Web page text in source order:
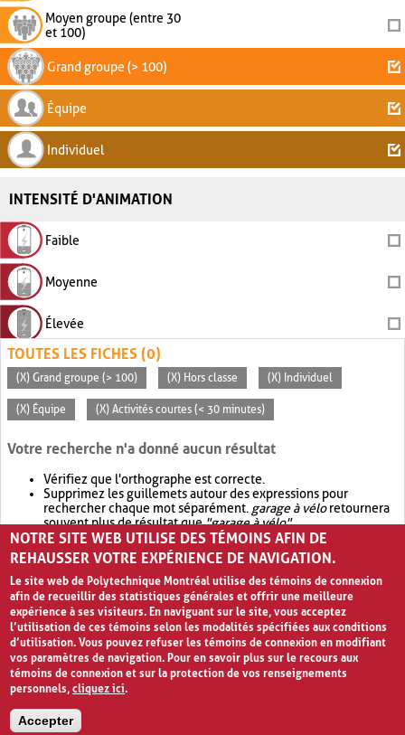
Moyen groupe (entre 30
et 100)
Grand groupe (> 100)
Équipe
Individuel
INTENSITÉ D'ANIMATION
Faible
Moyenne
Élevée
TOUTES LES FICHES (0)
(X) Grand groupe (> 100) (X) Hors classe (X) Individuel
(X) Équipe (X) Activités courtes (< 30 minutes)
Votre recherche n'a donné aucun résultat
Vérifiez que l'orthographe est correcte.
Supprimez les guillemets autour des expressions pour
rechercher chaque mot séparément. garage à véloretournera
souvent plus de résultat que"garage à vélo".
Envisagez d'élargir votre recherche avec OR.garage OR vélo
retournera souvent plus de résultat quegarage à vélo
NOTRE SITE WEB UTILISE DES TÉMOINS AFIN DE
REHAUSSER VOTRE EXPÉRIENCE DE NAVIGATION.
Le site web de Polytechnique Montréal utilise des témoins de connexion
afin de recueillir des statistiques générales et offrir une meilleure
expérience à ses visiteurs. En naviguant sur le site, vous acceptez
l’utilisation de ces témoins selon les modalités spécifiées aux conditions
d’utilisation. Vous pouvez refuser les témoins de connexion en modifiant
vos paramètres de navigation. Pour en savoir plus sur le recours aux
témoins de connexion et sur la protection de vos renseignements
personnels,cliquez ici.
Accepter